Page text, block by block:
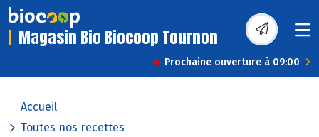
Magasin Bio Biocoop Tournon
Prochaine ouverture à 09:00
Accueil
Toutes nos recettes